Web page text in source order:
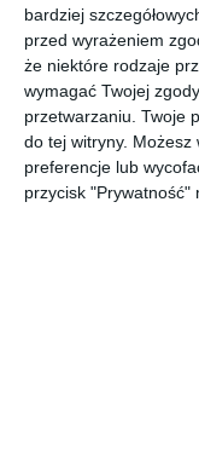
bardziej
przed wyrażeniem
że niektóre rodzaje
wymagać Twojej
przetwarzaniu. Twoje
do tej witryny.
preferencje lub
przycisk "Prywatność"
[ książka ]
Pettson i
Findus.
Pettson
na biwaku
Sven Nordqvist
[
Sven